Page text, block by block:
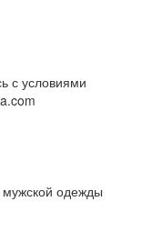
с условиями
одежды